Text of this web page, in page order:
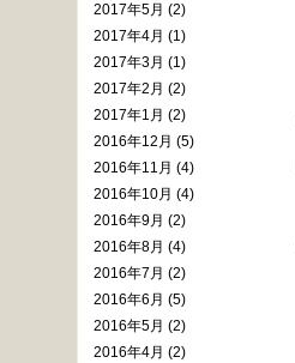
2017年5月 (2)
2017年4月 (1)
2017年3月 (1)
2017年2月 (2)
2017年1月 (2)
2016年12月 (5)
2016年11月 (4)
2016年10月 (4)
2016年9月 (2)
2016年8月 (4)
2016年7月 (2)
2016年6月 (5)
2016年5月 (2)
2016年4月 (2)